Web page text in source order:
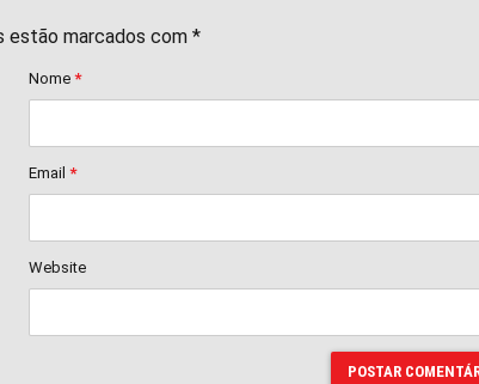
estão marcados com *
Nome *
Email *
Website
POSTAR